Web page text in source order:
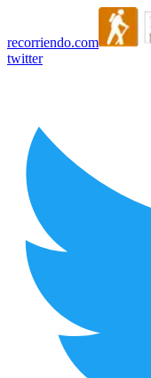
recorriendo.com
twitter